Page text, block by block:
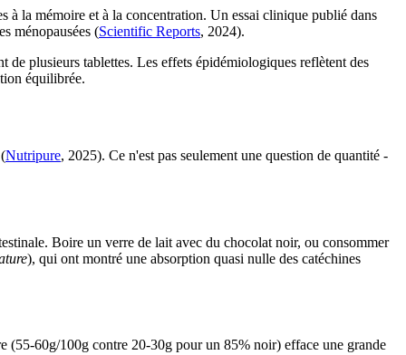
la mémoire et à la concentration. Un essai clinique publié dans
ménopausées (Scientific Reports, 2024).
plusieurs tablettes. Les effets épidémiologiques reflètent des
équilibrée.
Nutripure, 2025). Ce n'est pas seulement une question de quantité -
Boire un verre de lait avec du chocolat noir, ou consommer
), qui ont montré une absorption quasi nulle des catéchines
(55-60g/100g contre 20-30g pour un 85% noir) efface une grande